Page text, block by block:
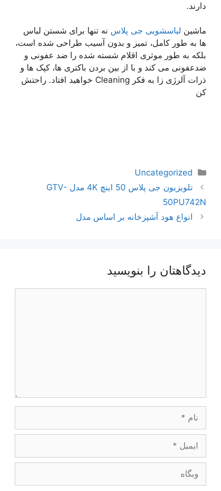
دارند.
ماشین لباسشویی جی پلاس نه تنها برای شستن لباس
ها به طور کامل، تمیز و بدون آسیب طراحی شده است،
بلکه به طور موثری اقلام شسته شده را ضد عفونی و
ضدعفونی می کند و با از بین بردن باکتری ها، کپک ها و
ذرات آلرژی زا به فکر Cleaning خواهید افتاد. راحتش
کن
دسته‌ها
Uncategorized
ناوبری
نوشته‌ها
تلویزیون جی پلاس 50 اینچ 4K مدل GTV-
50PU742N
انواع هود آشپزخانه بر اساس مدل
دیدگاهتان را بنویسید
ایمیل
وبگاه